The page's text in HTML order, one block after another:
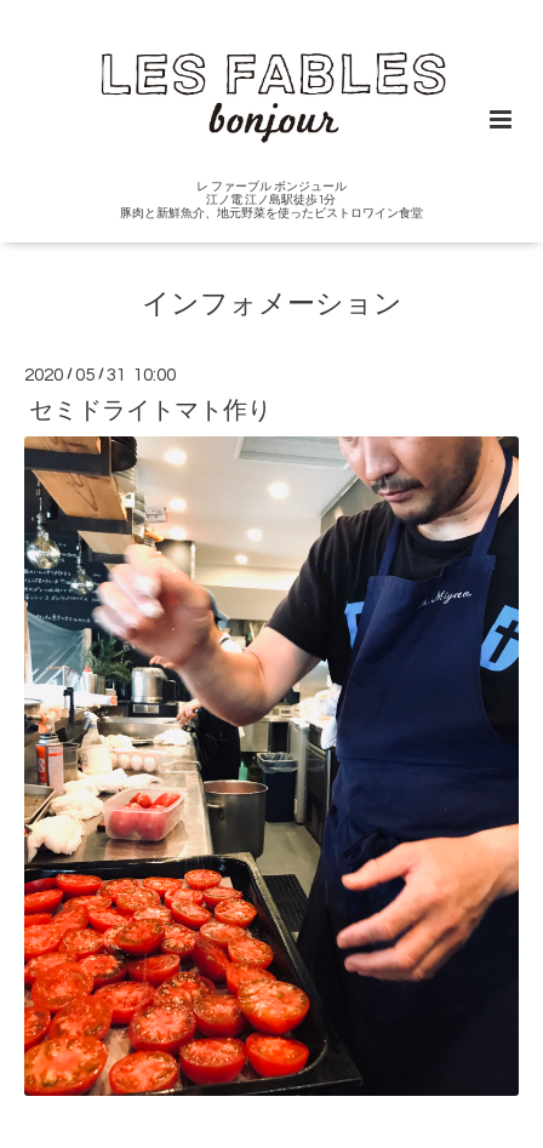
レ ファーブル ボンジュール
江ノ電 江ノ島駅徒歩1分
豚肉と新鮮魚介、地元野菜を使ったビストロワイン食堂
インフォメーション
2020 /05 /31 10:00
セミドライトマト作り